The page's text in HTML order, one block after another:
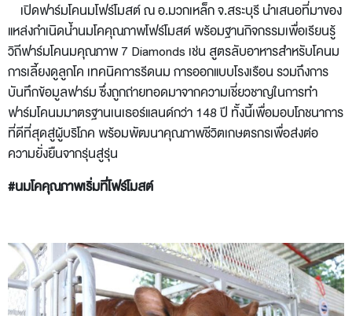
เปิดฟาร์มโคนมโฟร์โมสต์ ณ อ.มวกเหล็ก จ.สระบุรี นำเสนอที่มาของ
แหล่งกำเนิดน้ำนมโคคุณภาพโฟร์โมสต์ พร้อมฐานกิจกรรมเพื่อเรียนรู้
วิถีฟาร์มโคนมคุณภาพ 7 Diamonds เช่น สูตรลับอาหารสำหรับโคนม
การเลี้ยงดูลูกโค เทคนิคการรีดนม การออกแบบโรงเรือน รวมถึงการ
บันทึกข้อมูลฟาร์ม ซึ่งถูกถ่ายทอดมาจากความเชี่ยวชาญในการทำ
ฟาร์มโคนมมาตรฐานเนเธอร์แลนด์กว่า 148 ปี ทั้งนี้เพื่อมอบโภชนาการ
ที่ดีที่สุดสู่ผู้บริโภค พร้อมพัฒนาคุณภาพชีวิตเกษตรกรเพื่อส่งต่อ
ความยั่งยืนจากรุ่นสู่รุ่น
#นมโคคุณภาพเริ่มที่โฟร์โมสต์